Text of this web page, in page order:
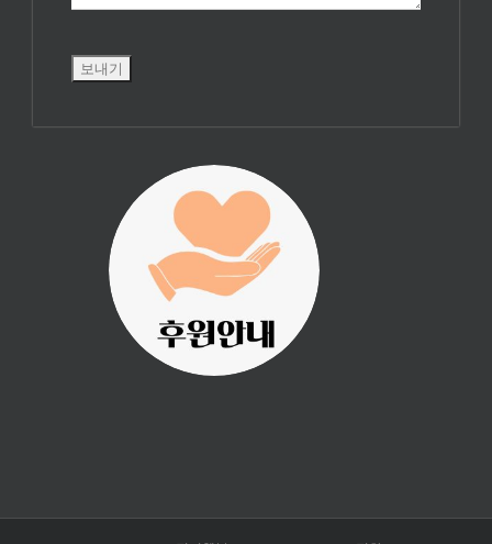
진리횃불 사역은
여러분의 후원으
로 이루어집니다.